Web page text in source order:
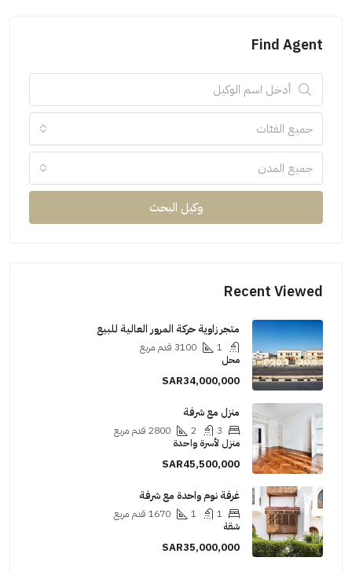
Find Agent
جميع الفئات
جميع المدن
وكيل البحث
Recent Viewed
متجر زاوية حركة المرور العالية للبيع
3100 قدم مربع
محل
SAR34,000,000
منزل مع شرفة
2800 قدم مربع
منزل لأسرة واحدة
SAR45,500,000
غرفة نوم واحدة مع شرفة
1670 قدم مربع
شقة
SAR35,000,000